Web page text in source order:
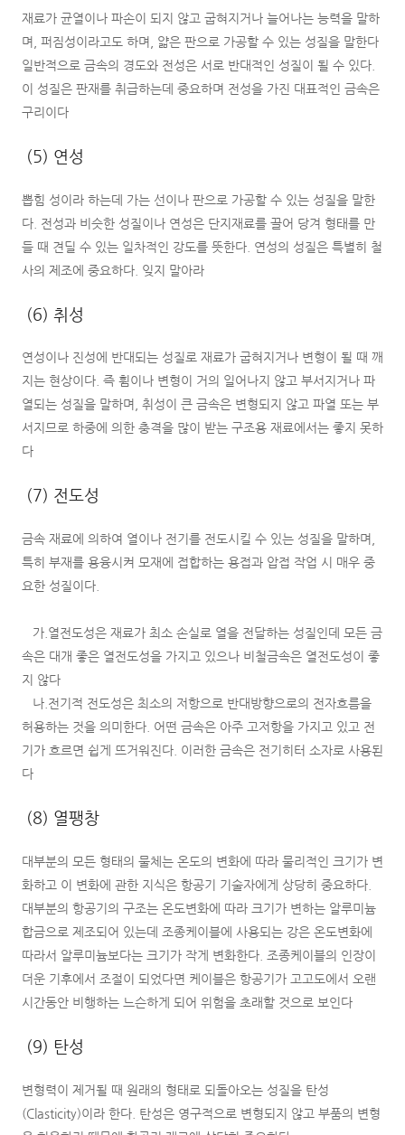
재료가 균열이나 파손이 되지 않고 굽혀지거나 늘어나는 능력을 말하
며, 퍼짐성이라고도 하며, 얇은 판으로 가공할 수 있는 성질을 말한다
일반적으로 금속의 경도와 전성은 서로 반대적인 성질이 될 수 있다.
이 성질은 판재를 취급하는데 중요하며 전성을 가진 대표적인 금속은
구리이다
(5) 연성
뽑힘 성이라 하는데 가는 선이나 판으로 가공할 수 있는 성질을 말한
다. 전성과 비슷한 성질이나 연성은 단지재료를 끌어 당겨 형태를 만
들 때 견딜 수 있는 일차적인 강도를 뜻한다. 연성의 성질은 특별히 철
사의 제조에 중요하다. 잊지 말아라
(6) 취성
연성이나 진성에 반대되는 성질로 재료가 굽혀지거나 변형이 될 때 깨
지는 현상이다. 즉 휨이나 변형이 거의 일어나지 않고 부서지거나 파
열되는 성질을 말하며, 취성이 큰 금속은 변형되지 않고 파열 또는 부
서지므로 하중에 의한 충격을 많이 받는 구조용 재료에서는 좋지 못하
다
(7) 전도성
금속 재료에 의하여 열이나 전기를 전도시킬 수 있는 성질을 말하며,
특히 부재를 용융시켜 모재에 접합하는 용접과 압접 작업 시 매우 중
요한 성질이다.
가.열전도성은 재료가 최소 손실로 열을 전달하는 성질인데 모든 금
속은 대개 좋은 열전도성을 가지고 있으나 비철금속은 열전도성이 좋
지 않다
나.전기적 전도성은 최소의 저항으로 반대방향으로의 전자흐름을
허용하는 것을 의미한다. 어떤 금속은 아주 고저항을 가지고 있고 전
기가 흐르면 쉽게 뜨거워진다. 이러한 금속은 전기히터 소자로 사용된
다
(8) 열팽창
대부분의 모든 형태의 물체는 온도의 변화에 따라 물리적인 크기가 변
화하고 이 변화에 관한 지식은 항공기 기술자에게 상당히 중요하다.
대부분의 항공기의 구조는 온도변화에 따라 크기가 변하는 알루미늄
합금으로 제조되어 있는데 조종케이블에 사용되는 강은 온도변화에
따라서 알루미늄보다는 크기가 작게 변화한다. 조종케이블의 인장이
더운 기후에서 조절이 되었다면 케이블은 항공기가 고고도에서 오랜
시간동안 비행하는 느슨하게 되어 위험을 초래할 것으로 보인다
(9) 탄성
변형력이 제거될 때 원래의 형태로 되돌아오는 성질을 탄성
(Clasticity)이라 한다. 탄성은 영구적으로 변형되지 않고 부품의 변형